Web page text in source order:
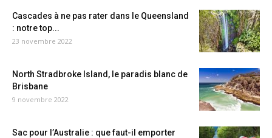
Cascades à ne pas rater dans le Queensland
: notre top...
23 novembre 2022
North Stradbroke Island, le paradis blanc de
Brisbane
9 novembre 2022
Sac pour l’Australie : que faut-il emporter